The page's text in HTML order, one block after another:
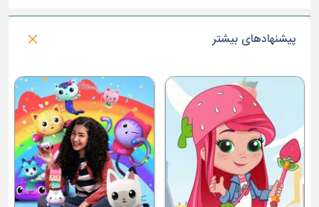
پیشنهادهای بیشتر
فصل 1 : ظهور غارنشینان